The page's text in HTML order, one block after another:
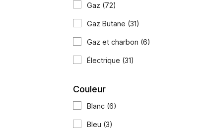
Gaz (72)
Gaz Butane (31)
Gaz et charbon (6)
Électrique (31)
Couleur
Blanc (6)
Bleu (3)